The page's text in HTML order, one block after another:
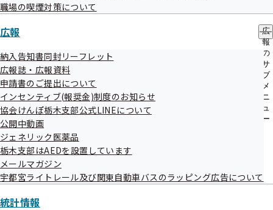
職場の喫煙対策について
広報
広
報
の
サ
ブ
メ
ニ
ュ
ー
納入告知書同封リーフレット
広報誌・広報資料
申請書のご提出について
インセンティブ(報奨金)制度のお知らせ
協会けんぽ栃木支部公式LINEについて
公開中動画
ジェネリック医薬品
栃木支部はAEDを設置しています
メールマガジン
宇都宮ライトレール及び関東自動車バスのラッピング広告について
統計情報
対応
加入者へ連絡し謝罪及び経緯の説明を行い、了承を得まし
た。
再発防止策
全職員に対し事案を周知し注意喚起を行うとともに、改めて
傷病手当金の支給決定する際の確認を徹底いたします。